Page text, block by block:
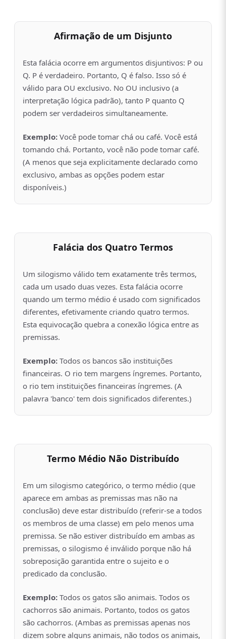
Afirmação de um Disjunto
Esta falácia ocorre em argumentos disjuntivos: P ou
Q. P é verdadeiro. Portanto, Q é falso. Isso só é
válido para OU exclusivo. No OU inclusivo (a
interpretação lógica padrão), tanto P quanto Q
podem ser verdadeiros simultaneamente.
Exemplo: Você pode tomar chá ou café. Você está
tomando chá. Portanto, você não pode tomar café.
(A menos que seja explicitamente declarado como
exclusivo, ambas as opções podem estar
disponíveis.)
Falácia dos Quatro Termos
Um silogismo válido tem exatamente três termos,
cada um usado duas vezes. Esta falácia ocorre
quando um termo médio é usado com significados
diferentes, efetivamente criando quatro termos.
Esta equivocação quebra a conexão lógica entre as
premissas.
Exemplo: Todos os bancos são instituições
financeiras. O rio tem margens íngremes. Portanto,
o rio tem instituições financeiras íngremes. (A
palavra 'banco' tem dois significados diferentes.)
Termo Médio Não Distribuído
Em um silogismo categórico, o termo médio (que
aparece em ambas as premissas mas não na
conclusão) deve estar distribuído (referir-se a todos
os membros de uma classe) em pelo menos uma
premissa. Se não estiver distribuído em ambas as
premissas, o silogismo é inválido porque não há
sobreposição garantida entre o sujeito e o
predicado da conclusão.
Exemplo: Todos os gatos são animais. Todos os
cachorros são animais. Portanto, todos os gatos
são cachorros. (Ambas as premissas apenas nos
dizem sobre alguns animais, não todos os animais,